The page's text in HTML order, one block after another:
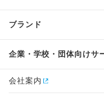
ブランド
企業・学校・団体向けサ
会社案内